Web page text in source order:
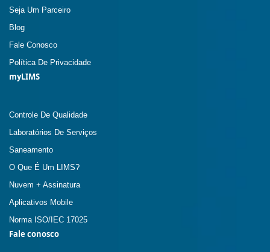
Seja Um Parceiro
Blog
Fale Conosco
Política De Privacidade
myLIMS
Controle De Qualidade
Laboratórios De Serviços
Saneamento
O Que É Um LIMS?
Nuvem + Assinatura
Aplicativos Mobile
Norma ISO/IEC 17025
Fale conosco